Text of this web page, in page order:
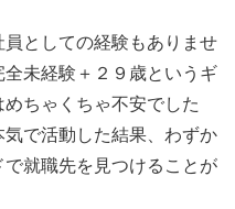
としての経験もありませ
未経験＋２９歳というギ
ちゃくちゃ不安でした
で活動した結果、わずか
就職先を見つけることが